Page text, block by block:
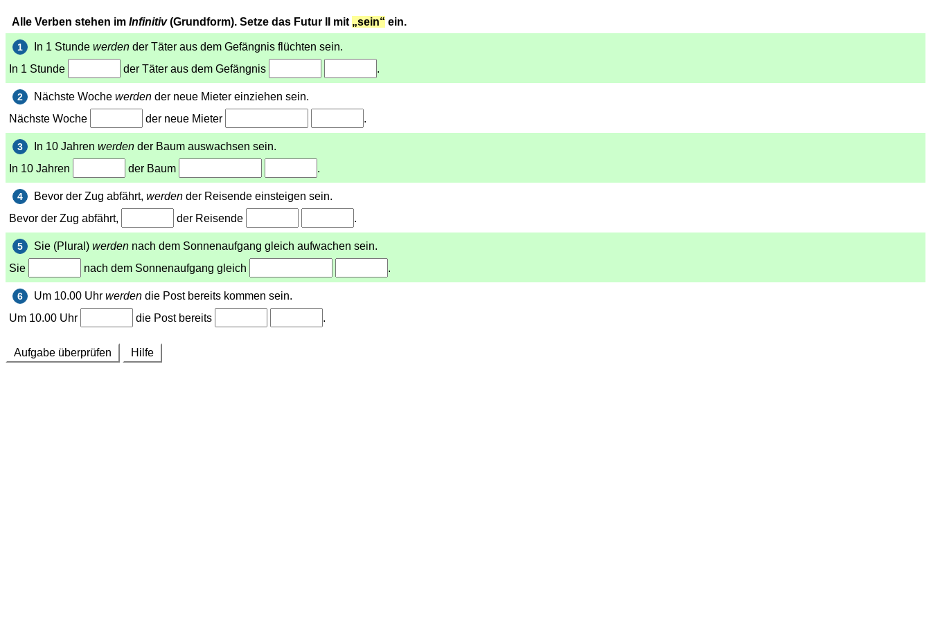
Alle Verben stehen im Infinitiv(Grundform). Setze das Futur II mit „sein“ ein.
1 In 1 Stunde werdender Täter aus dem Gefängnis flüchten sein.
In 1 Stunde
der Täter aus dem Gefängnis .
2 Nächste Woche werdender neue Mieter einziehen sein.
Nächste Woche
der neue Mieter .
3 In 10 Jahren werdender Baum auswachsen sein.
In 10 Jahren
der Baum .
4 Bevor der Zug abfährt, werdender Reisende einsteigen sein.
Bevor der Zug abfährt,
der Reisende .
5 Sie (Plural) werdennach dem Sonnenaufgang gleich aufwachen sein.
Sie
nach dem Sonnenaufgang gleich .
6 Um 10.00 Uhr werdendie Post bereits kommen sein.
Um 10.00 Uhr
die Post bereits .
Aufgabe überprüfen Hilfe